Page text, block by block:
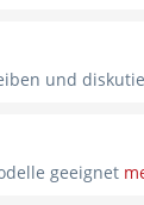
und
geeignet